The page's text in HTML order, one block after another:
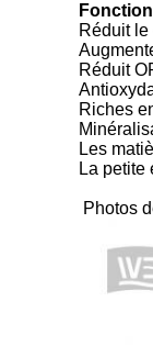
Réduit
Réduit
Riches
Les
La petite
Photos